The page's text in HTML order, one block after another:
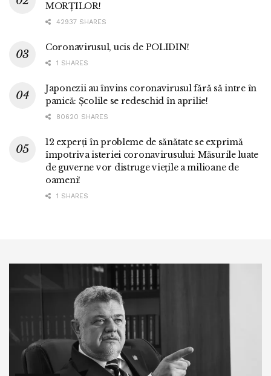
MORȚILOR!
42937 SHARES
Coronavirusul, ucis de POLIDIN!
1 SHARES
Japonezii au învins coronavirusul fără să intre în
panică: Școlile se redeschid în aprilie!
80620 SHARES
12 experți în probleme de sănătate se exprimă
împotriva isteriei coronavirusului: Măsurile luate
de guverne vor distruge viețile a milioane de
oameni!
1 SHARES